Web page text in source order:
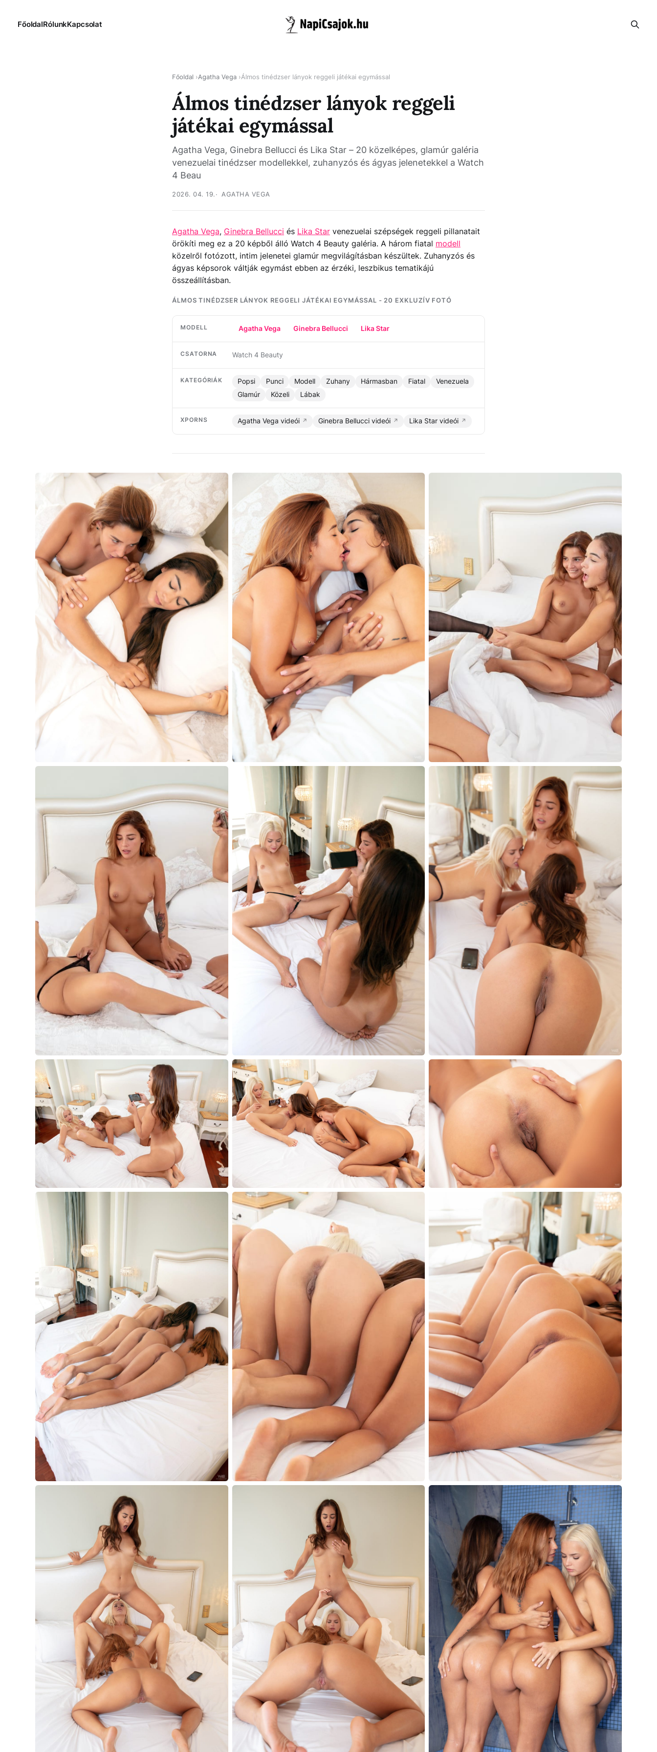
FőoldalRólunkKapcsolat
Főoldal Agatha Vega Álmos tinédzser lányok reggeli játékai egymással
Álmos tinédzser lányok reggeli
játékai egymással
Agatha Vega, Ginebra Bellucci és Lika Star – 20 közelképes, glamúr galéria
venezuelai tinédzser modellekkel, zuhanyzós és ágyas jelenetekkel a Watch
4 Beau
2026. 04. 19. AGATHA VEGA
Agatha Vega, Ginebra Bellucci és Lika Star venezuelai szépségek reggeli pillanatait
örökíti meg ez a 20 képből álló Watch 4 Beauty galéria. A három fiatal modell
közelről fotózott, intim jelenetei glamúr megvilágításban készültek. Zuhanyzós és
ágyas képsorok váltják egymást ebben az érzéki, leszbikus tematikájú
összeállításban.
ÁLMOS TINÉDZSER LÁNYOK REGGELI JÁTÉKAI EGYMÁSSAL - 20 EXKLUZÍV FOTÓ
MODELL Agatha Vega Ginebra Bellucci Lika Star
CSATORNA Watch 4 Beauty
KATEGÓRIÁK Popsi Punci Modell Zuhany Hármasban Fiatal
Venezuela
Glamúr
Közeli Lábak
XPORNS Agatha Vega videói Ginebra Bellucci videói Lika Star videói